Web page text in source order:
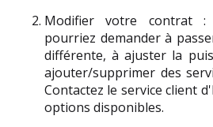
Modifier votre contrat :
pourriez demander à
différente, à ajuster la
ajouter/supprimer des
Contactez le service client
options disponibles.